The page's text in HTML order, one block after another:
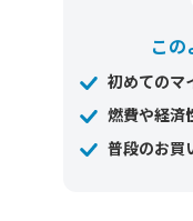
こ
初めてのマ
燃費や経済
普段のお買